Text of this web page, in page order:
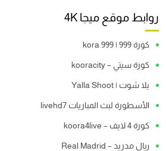
روابط موقع ميجا 4K
كورة 999 | kora 999
كورة سيتي – kooracity
يلا شوت | Yalla Shoot
الأسطورة لبث المباريات livehd7
كورة 4 لايف – koora4live
ريال مدريد – Real Madrid